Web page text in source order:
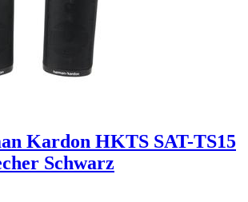
Kardon HKTS SAT-TS15
Schwarz